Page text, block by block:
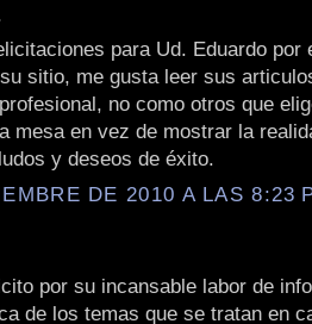
para Ud. Eduardo por
sitio, me gusta leer sus
no como otros que
mesa en vez de mostrar la
y deseos de éxito.
DE 2010 A LAS 8:23
por su incansable labor de
de los temas que se tratan en